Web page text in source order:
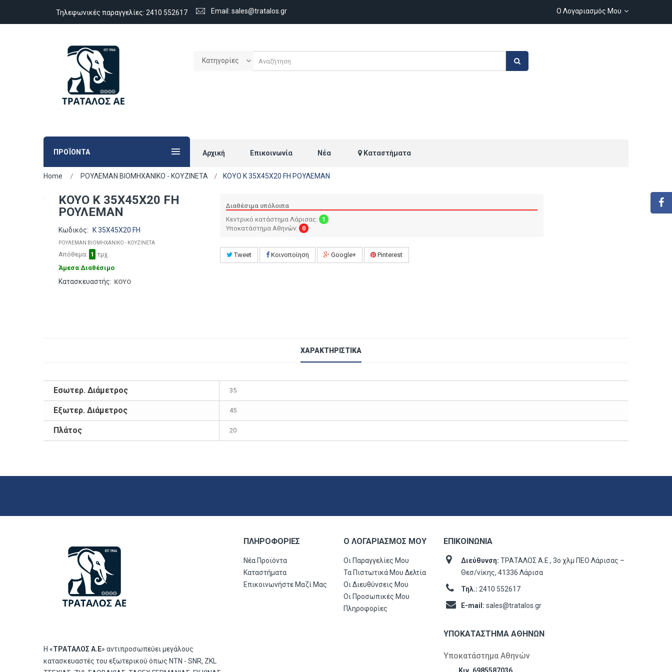
Ο Λογαριασμός Μου
Τηλεφωνικές παραγγελίες: 2410 552617 Email: sales@tratalos.gr
Κατηγορίες
ΠΡΟΪΟΝΤΑ Αρχική Επικοινωνία Νέα Καταστήματα
Home ΡΟΥΛΕΜΑΝ ΒΙΟΜΗΧΑΝΙΚΟ - ΚΟΥΖΙΝΕΤΑ KOYO K 35X45X20 FH ΡΟΥΛΕΜΑΝ
KOYO K 35X45X20 FH
ΡΟΥΛΕΜΑΝ
Κωδικός: K 35X45X20 FH
ΡΟΥΛΕΜΑΝ ΒΙΟΜΗΧΑΝΙΚΟ - ΚΟΥΖΙΝΕΤΑ
Απόθεμα: 1 τμχ.
Άμεσα Διαθέσιμο
Κατασκευαστής: KOYO
Διαθέσιμα υπόλοιπα
Κεντρικό κατάστημα Λάρισας: 1
Υποκατάστημα Αθηνών: 0
Tweet Κοινοποίηση Google+ Pinterest
ΧΑΡΑΚΤΗΡΙΣΤΙΚΆ
Εσωτερ. Διάμετρος 35
Εξωτερ. Διάμετρος 45
Πλάτος 20
Η «ΤΡΑΤΑΛΟΣ Α.Ε» αντιπροσωπεύει μεγάλους
κατασκευαστές του εξωτερικού όπως ΝΤΝ - SNR, ZKL
ΠΛΗΡΟΦΟΡΊΕΣ
Νέα Προϊόντα
Καταστήματα
Επικοινωνήστε Μαζί Μας
Ο ΛΟΓΑΡΙΑΣΜΌΣ ΜΟΥ
Οι Παραγγελίες Μου
Τα Πιστωτικά Μου Δελτία
Οι Διευθύνσεις Μου
Οι Προσωπικές Μου
Πληροφορίες
ΕΠΙΚΟΙΝΩΝΊΑ
Διεύθυνση: ΤΡΑΤΑΛΟΣ Α.Ε., 3ο χλμ ΠΕΟ Λάρισας –
Θεσ/νίκης, 41336 Λάρισα
Τηλ.: 2410 552617
E-mail: sales@tratalos.gr
ΥΠΟΚΑΤΆΣΤΗΜΑ ΑΘΗΝΏΝ
Υποκατάστημα Αθηνών